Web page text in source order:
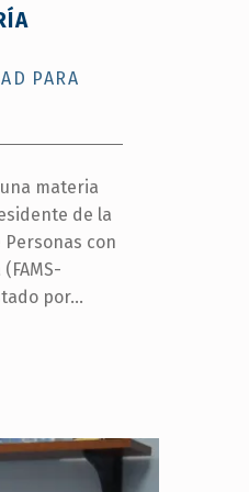
PARA
materia
de la
Personas con
por…